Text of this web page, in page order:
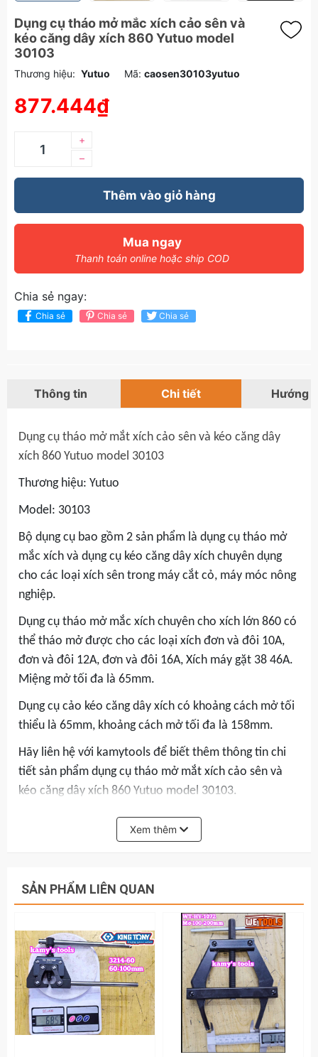
Dụng cụ tháo mở mắc xích cảo sên và
kéo căng dây xích 860 Yutuo model
30103
Thương hiệu: Yutuo Mã: caosen30103yutuo
877.444₫
–
+
Thêm vào giỏ hàng
Mua ngay
Thanh toán online hoặc ship COD
Chia sẻ ngay:
Chia sẻ Chia sẻ Chia sẻ
Thông tin Chi tiết Hướng
Dụng cụ tháo mở mắt xích cảo sên và kéo căng dây
xích 860 Yutuo model 30103
Thương hiệu: Yutuo
Model: 30103
Bộ dụng cụ bao gồm 2 sản phẩm là dụng cụ tháo mở
mắc xích và dụng cụ kéo căng dây xích chuyên dụng
cho các loại xích sên trong máy cắt cỏ, máy móc nông
nghiệp.
Dụng cụ tháo mở mắc xích chuyên cho xích lớn 860 có
thể tháo mở được cho các loại xích đơn và đôi 10A,
đơn và đôi 12A, đơn và đôi 16A, Xích máy gặt 38 46A.
Miệng mở tối đa là 65mm.
Dụng cụ cảo kéo căng dây xích có khoảng cách mở tối
thiểu là 65mm, khoảng cách mở tối đa là 158mm.
Hãy liên hệ với kamytools để biết thêm thông tin chi
tiết sản phẩm dụng cụ tháo mở mắt xích cảo sên và
kéo căng dây xích 860 Yutuo model 30103.
Xem thêm
SẢN PHẨM LIÊN QUAN